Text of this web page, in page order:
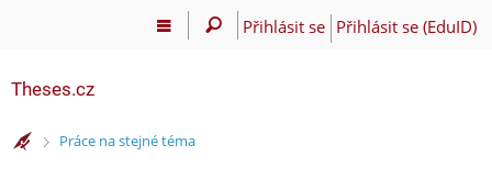
Přihlásit se Přihlásit se (EduID)
Theses.cz
>Práce na stejné téma